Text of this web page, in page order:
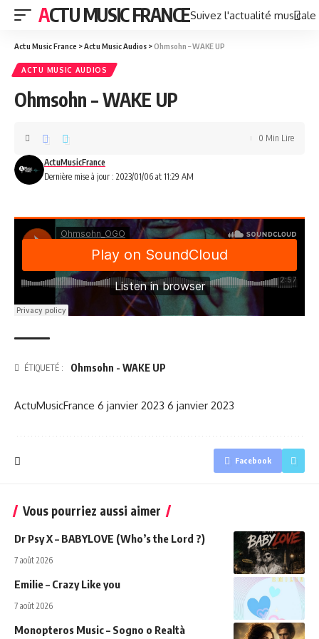
ACTU MUSIC FRANCESuivez l'actualité
Actu Music France >Actu Music Audios >Ohmsohn – WAKE UP
ACTU MUSIC AUDIOS
Ohmsohn – WAKE UP
Dernière mise à jour : 2023/01/06 at 11:29 AM
ActuMusicFrance
0 Min Lire
ÉTIQUETÉ : Ohmsohn - WAKE UP
ActuMusicFrance 6 janvier 2023 6 janvier 2023
Facebook
Vous pourriez aussi aimer
Dr Psy X – BABYLOVE (Who’s the Lord ?)
7 août 2026
Emilie – Crazy Like you
7 août 2026
Monopteros Music – Sogno o Realtà